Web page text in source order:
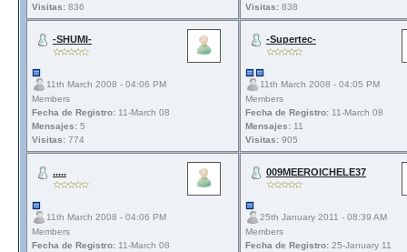
Visitas: 836
Visitas: 838
-SHUMI-
11th March 2008 - 04:06 PM
Members
Fecha de Registro: 11-March 08
Mensajes: 5
Visitas: 774
-Supertec-
11th March 2008 - 04:05 PM
Members
Fecha de Registro: 11-March 08
Mensajes: 11
Visitas: 905
.....
11th March 2008 - 04:06 PM
Members
Fecha de Registro: 11-March 08
009MEEROICHELE37
25th January 2011 - 08:39 AM
Members
Fecha de Registro: 25-January 11